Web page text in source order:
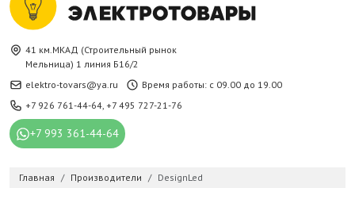
41 км.МКАД (Строительный рынок
Мельница) 1 линия Б16/2
elektro-tovars@ya.ru
Время работы: с 09.00 до 19.00
+7 926 761-44-64, +7 495 727-21-76
+7 993 361-44-64
Главная Производители DesignLed